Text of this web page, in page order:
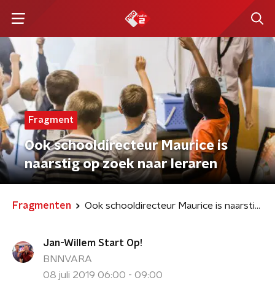
Fragment
Ook schooldirecteur Maurice is
naarstig op zoek naar leraren
Fragmenten Ook schooldirecteur Maurice is naarstig op zoek naar leraren
Jan-Willem Start Op!
BNNVARA
08 juli 2019 06:00 - 09:00